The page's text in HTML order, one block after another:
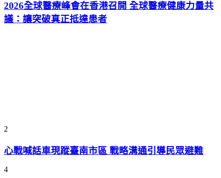
2026全球醫療峰會在香港召開 全球醫療健康力量共
議：讓突破真正抵達患者
2
心戰喊話車現蹤臺南市區 戰略溝通引導民眾避難
4